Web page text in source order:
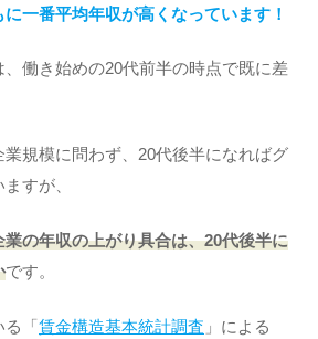
一番平均年収が高くなっています！
働き始めの20代前半の時点で既に差
業規模に問わず、20代後半になればグ
すが、
の年収の上がり具合は、20代後半に
です。
「 賃金構造基本統計調査 」による